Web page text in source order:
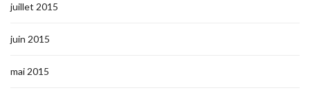
juillet 2015
juin 2015
mai 2015